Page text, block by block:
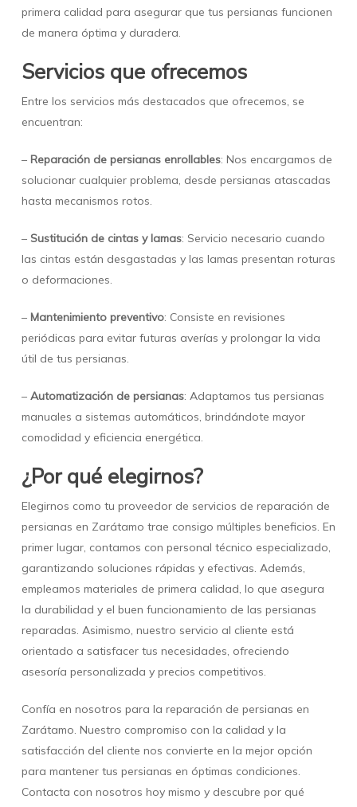
primera calidad para asegurar que tus persianas funcionen
de manera óptima y duradera.
Servicios que ofrecemos
Entre los servicios más destacados que ofrecemos, se
encuentran:
– Reparación de persianas enrollables: Nos encargamos de
solucionar cualquier problema, desde persianas atascadas
hasta mecanismos rotos.
– Sustitución de cintas y lamas: Servicio necesario cuando
las cintas están desgastadas y las lamas presentan roturas
o deformaciones.
– Mantenimiento preventivo: Consiste en revisiones
periódicas para evitar futuras averías y prolongar la vida
útil de tus persianas.
– Automatización de persianas: Adaptamos tus persianas
manuales a sistemas automáticos, brindándote mayor
comodidad y eficiencia energética.
¿Por qué elegirnos?
Elegirnos como tu proveedor de servicios de reparación de
persianas en Zarátamo trae consigo múltiples beneficios. En
primer lugar, contamos con personal técnico especializado,
garantizando soluciones rápidas y efectivas. Además,
empleamos materiales de primera calidad, lo que asegura
la durabilidad y el buen funcionamiento de las persianas
reparadas. Asimismo, nuestro servicio al cliente está
orientado a satisfacer tus necesidades, ofreciendo
asesoría personalizada y precios competitivos.
Confía en nosotros para la reparación de persianas en
Zarátamo. Nuestro compromiso con la calidad y la
satisfacción del cliente nos convierte en la mejor opción
para mantener tus persianas en óptimas condiciones.
Contacta con nosotros hoy mismo y descubre por qué